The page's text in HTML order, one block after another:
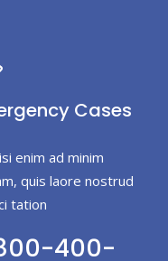
Cases
enim ad minim
quis laore nostrud
tation
400-